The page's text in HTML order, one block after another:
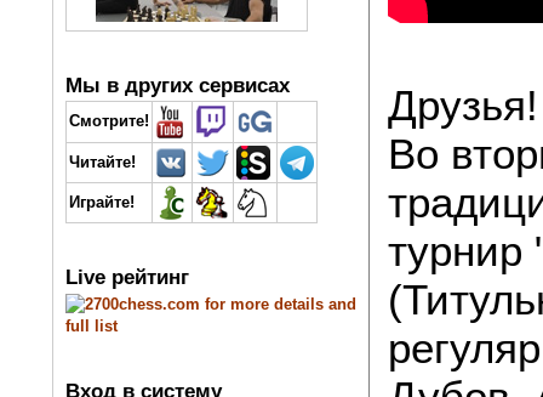
Мы в других сервисах
Смотрите!
Читайте!
Играйте!
Live рейтинг
Вход в систему
Друзья!
Во
турнир